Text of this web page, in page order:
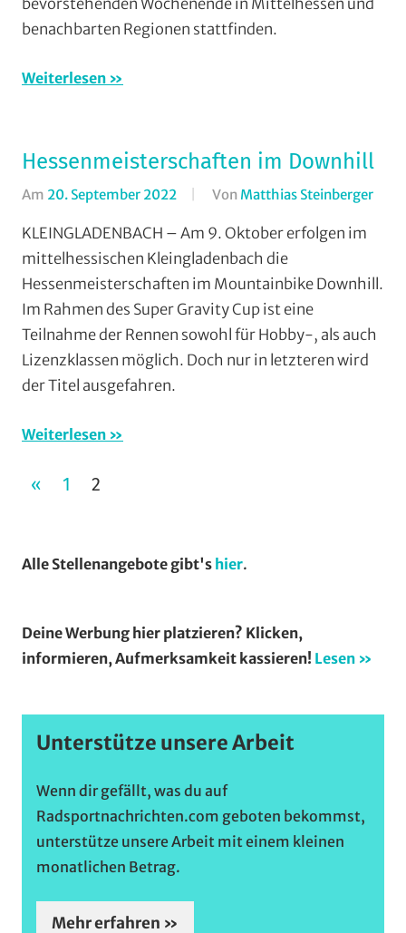
(WaW)
bevorstehenden Wochenende in Mittelhessen und
benachbarten Regionen stattfinden.
Weiterlesen
Hessenmeisterschaften im Downhill
Am 20. September 2022 Von Matthias Steinberger
KLEINGLADENBACH – Am 9. Oktober erfolgen im
mittelhessischen Kleingladenbach die
Hessenmeisterschaften im Mountainbike Downhill.
Im Rahmen des Super Gravity Cup ist eine
Teilnahme der Rennen sowohl für Hobby-, als auch
Lizenzklassen möglich. Doch nur in letzteren wird
der Titel ausgefahren.
Weiterlesen
Seitennummerierung
Beiträge
« VORHERIGE
1 2
Alle Stellenangebote gibt's hier.
Deine Werbung hier platzieren? Klicken,
informieren, Aufmerksamkeit kassieren! Lesen »
Unterstütze unsere Arbeit
Wenn dir gefällt, was du auf
Radsportnachrichten.com geboten bekommst,
unterstütze unsere Arbeit mit einem kleinen
monatlichen Betrag.
Mehr erfahren »